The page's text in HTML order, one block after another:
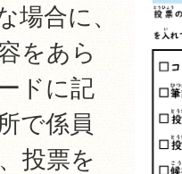
場合に、
をあら
ドに記
で係員
投票を